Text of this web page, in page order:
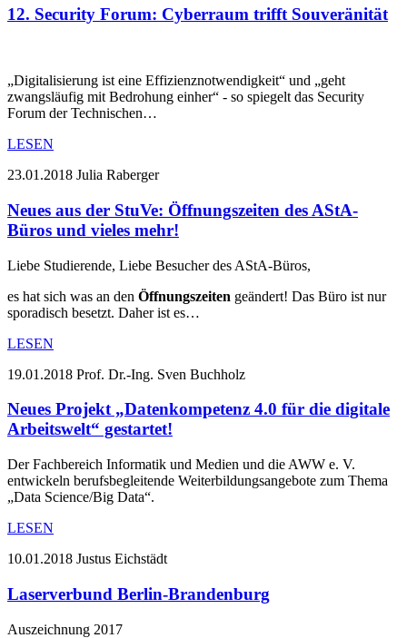
12. Security Forum: Cyberraum trifft Souveränität
„Digitalisierung ist eine Effizienznotwendigkeit“ und „geht
zwangsläufig mit Bedrohung einher“ - so spiegelt das Security
Forum der Technischen…
LESEN
23.01.2018 Julia Raberger
Neues aus der StuVe: Öffnungszeiten des AStA-
Büros und vieles mehr!
Liebe Studierende, Liebe Besucher des AStA-Büros,
es hat sich was an den Öffnungszeiten geändert! Das Büro ist nur
sporadisch besetzt. Daher ist es…
LESEN
19.01.2018 Prof. Dr.-Ing. Sven Buchholz
Neues Projekt „Datenkompetenz 4.0 für die digitale
Arbeitswelt“ gestartet!
Der Fachbereich Informatik und Medien und die AWW e. V.
entwickeln berufsbegleitende Weiterbildungsangebote zum Thema
„Data Science/Big Data“.
LESEN
10.01.2018 Justus Eichstädt
Laserverbund Berlin-Brandenburg
Auszeichnung 2017